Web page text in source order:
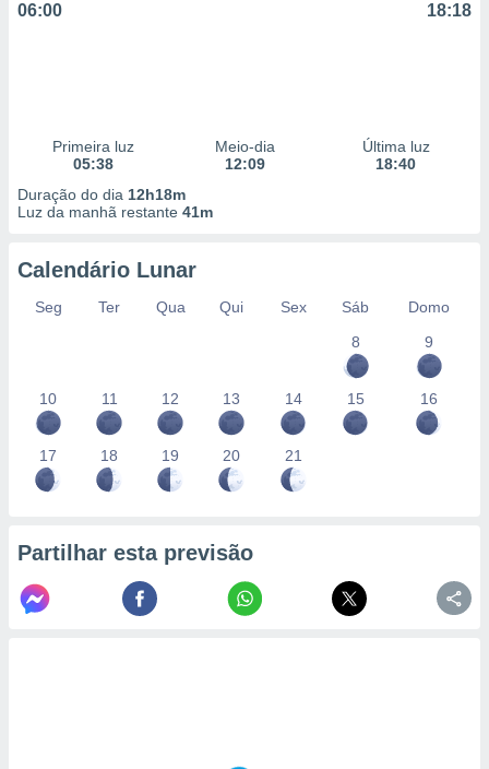
06:00 18:18
Primeira luz
05:38
Meio-dia
12:09
Última luz
18:40
Duração do dia 12h18m
Luz da manhã restante 41m
Calendário Lunar
Seg Ter Qua Qui Sex Sáb
Domo
8
9
10 11 12 13 14 15 16
17 18 19 20 21
Partilhar esta previsão